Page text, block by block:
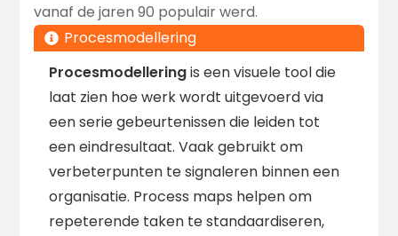
vanaf de jaren 90 populair werd.
Procesmodellering
Procesmodelleringis een visuele tool die
laat zien hoe werk wordt uitgevoerd via
een serie gebeurtenissen die leiden tot
een eindresultaat. Vaak gebruikt om
verbeterpunten te signaleren binnen een
organisatie. Process maps helpen om
repeterende taken te standaardiseren,